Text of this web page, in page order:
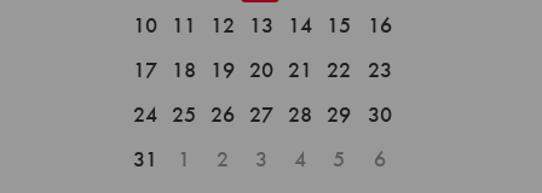
10
11 12 13 14 15
16
17
18 19 20 21 22
23
24
25 26 27 28 29
30
31
1 2 3 4 5 6